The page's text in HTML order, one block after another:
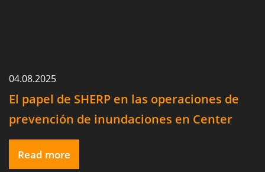
04.08.2025
El papel de SHERP en las operaciones de
prevención de inundaciones en Center
Point, Texas.
Read more